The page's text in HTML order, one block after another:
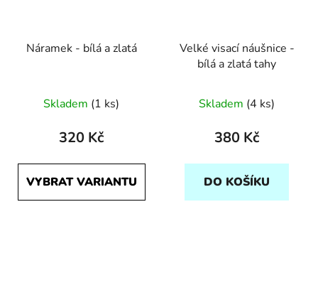
Náramek - bílá a zlatá
Skladem (1 ks)
320 Kč
VYBRAT VARIANTU
Velké visací náušnice -
bílá a zlatá tahy
Skladem (4 ks)
380 Kč
DO KOŠÍKU